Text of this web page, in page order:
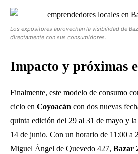
Los expositores aprovechan la visibilidad de
directamente con sus consumidores.
Impacto y próximas
Finalmente, este modelo de consumo
ciclo en Coyoacán con dos nuevas
quinta edición del 29 al 31 de mayo y
14 de junio. Con un horario de 11:00 a
Miguel Ángel de Quevedo 427, Bazar